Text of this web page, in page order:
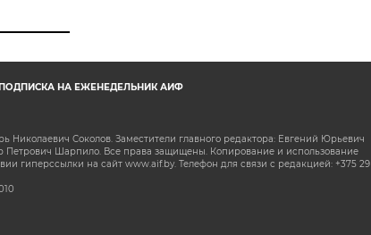
НА ЕЖЕНЕДЕЛЬНИК АИФ
Соколов. Заместители главного редактора: Евгений Юрьевич
Шарпило. Все права защищены. Копирование и использование
гиперссылки на сайт www.aif.by. Телефон для связи с редакцией: +375 29